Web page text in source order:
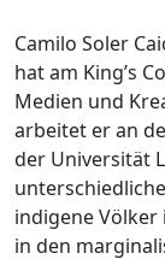
Camilo Soler
hat am King’s
Medien und
arbeitet er an
der Universität
indigene
in den